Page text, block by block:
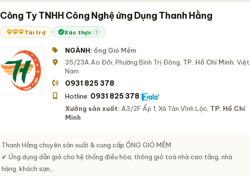
Công Ty TNHH Công Nghệ ứng Dụng Thanh Hằng
Tài trợ Xác thực ?
NGÀNH: ống Gió Mềm
35/23A Ao Đôi, Phường Bình Trị Đông, TP. Hồ Chí Minh, Việt
Nam
0931 825 378
Hotline: 0931 825 378
Xưởng sản xuất: A3/2F Ấp 1, Xã Tân Vĩnh Lộc, TP. Hồ Chí
Minh
Thanh Hằng chuyên sản xuất & cung cấp ỐNG GIÓ MỀM
✔ Ứng dụng dẫn gió cho hệ thống điều hòa, thông gió toà nhà cao tầng, nhà
hàng, khách sạn,..